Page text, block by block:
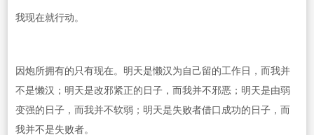
我现在就行动。
因炮所拥有的只有现在。明天是懒汉为自己留的工作日，而我并
不是懒汉；明天是改邪紧正的日子，而我并不邪恶；明天是由弱
变强的日子，而我并不软弱；明天是失败者借口成功的日子，而
我并不是失败者。